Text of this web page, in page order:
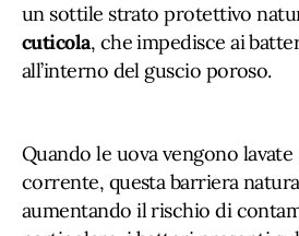
un sottile strato protettivo
cuticola, che impedisce ai
all’interno del guscio poroso.
Quando le uova vengono
corrente, questa barriera
aumentando il rischio di